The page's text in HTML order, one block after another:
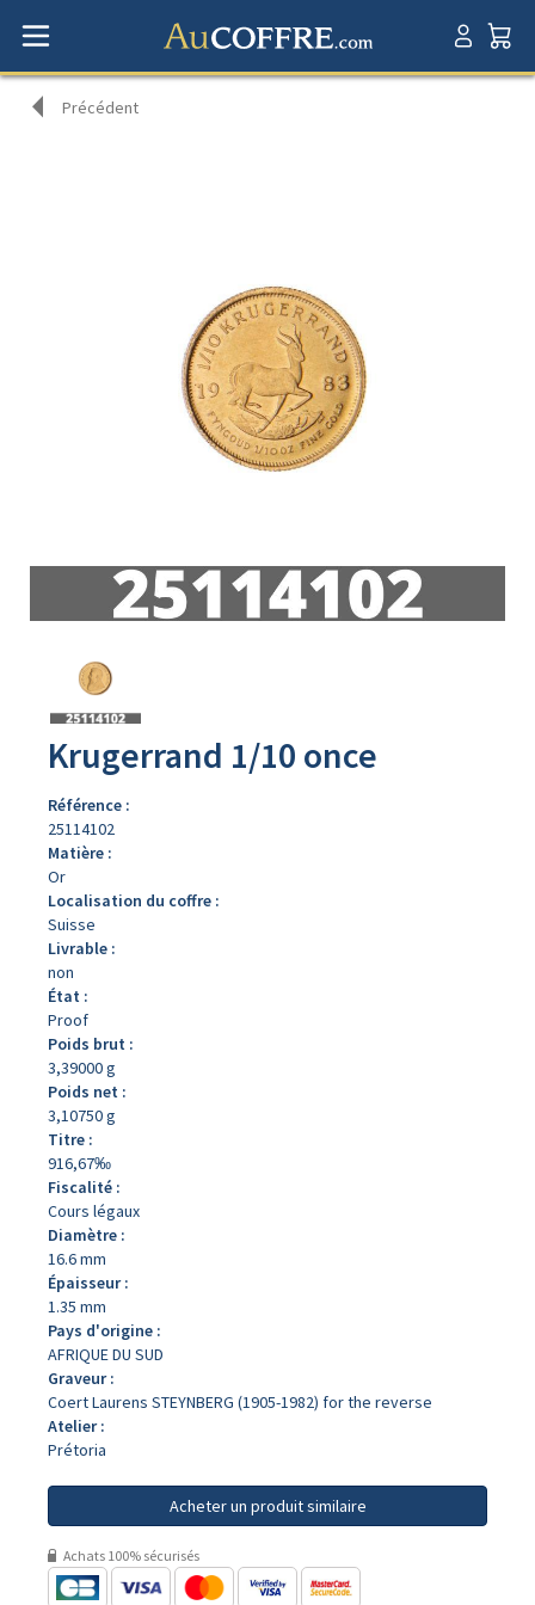
Précédent
produit
Krugerrand 1/10 once
Référence :
25114102
Matière :
Or
Localisation du coffre :
Suisse
Livrable :
non
État :
Proof
Poids brut :
3,39000 g
Poids net :
3,10750 g
Titre :
916,67‰
Fiscalité :
Cours légaux
Diamètre :
16.6 mm
Épaisseur :
1.35 mm
Pays d'origine :
AFRIQUE DU SUD
Graveur :
Coert Laurens STEYNBERG (1905-1982) for the reverse
Atelier :
Prétoria
Acheter un produit similaire
Achats 100% sécurisés